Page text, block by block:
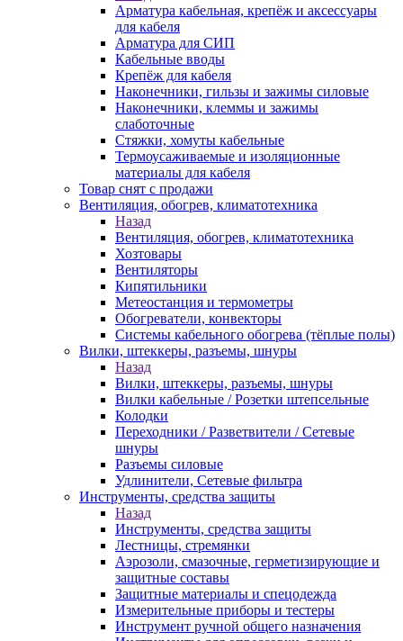
Арматура кабельная, крепёж и аксессуары
для кабеля
Арматура для СИП
Кабельные вводы
Крепёж для кабеля
Наконечники, гильзы и зажимы силовые
Наконечники, клеммы и зажимы
слаботочные
Стяжки, хомуты кабельные
Термоусаживаемые и изоляционные
материалы для кабеля
Товар снят с продажи
Вентиляция, обогрев, климатотехника
Назад
Вентиляция, обогрев, климатотехника
Хозтовары
Вентиляторы
Кипятильники
Метеостанция и термометры
Обогреватели, конвекторы
Системы кабельного обогрева (тёплые полы)
Вилки, штеккеры, разъемы, шнуры
Назад
Вилки, штеккеры, разъемы, шнуры
Вилки кабельные / Розетки штепсельные
Колодки
Переходники / Разветвители / Сетевые
шнуры
Разъемы силовые
Удлинители, Сетевые фильтра
Инструменты, средства защиты
Назад
Инструменты, средства защиты
Лестницы, стремянки
Аэрозоли, смазочные, герметизирующие и
защитные составы
Защитные материалы и спецодежда
Измерительные приборы и тестеры
Инструмент ручной общего назначения